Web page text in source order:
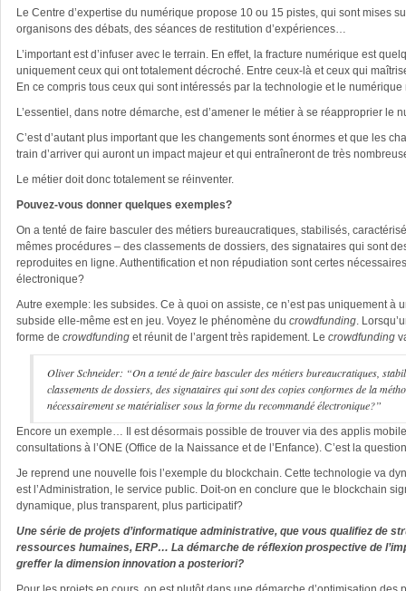
Le Centre d’expertise du numérique propose 10 ou 15 pistes, qui sont mises
organisons des débats, des séances de restitution d’expériences…
L’important est d’infuser avec le terrain. En effet, la fracture numérique est
uniquement ceux qui ont totalement décroché. Entre ceux-là et ceux qui
En ce compris tous ceux qui sont intéressés par la technologie et le
L’essentiel, dans notre démarche, est d’amener le métier à se réapproprier
C’est d’autant plus important que les changements sont énormes et que les
train d’arriver qui auront un impact majeur et qui entraîneront de très
Le métier doit donc totalement se réinventer.
Pouvez-vous donner quelques exemples?
On a tenté de faire basculer des métiers bureaucratiques, stabilisés,
mêmes procédures – des classements de dossiers, des signataires qui sont
reproduites en ligne. Authentification et non répudiation sont certes
électronique?
Autre exemple: les subsides. Ce à quoi on assiste, ce n’est pas uniquement
subside elle-même est en jeu. Voyez le phénomène du crowdfunding.
forme de crowdfunding et réunit de l’argent très rapidement. Le crowdfunding
Oliver Schneider: “On a tenté de faire basculer des métiers bureaucratiques,
classements de dossiers, des signataires qui sont des copies conformes de la
nécessairement se matérialiser sous la forme du recommandé électronique?”
Encore un exemple… Il est désormais possible de trouver via des applis
consultations à l’ONE (Office de la Naissance et de l’Enfance). C’est la
Je reprend une nouvelle fois l’exemple du blockchain. Cette technologie va
est l’Administration, le service public. Doit-on en conclure que le blockchain
dynamique, plus transparent, plus participatif?
Une série de projets d’informatique administrative, que vous qualifiez de
ressources humaines, ERP… La démarche de réflexion prospective de
greffer la dimension innovation a posteriori?